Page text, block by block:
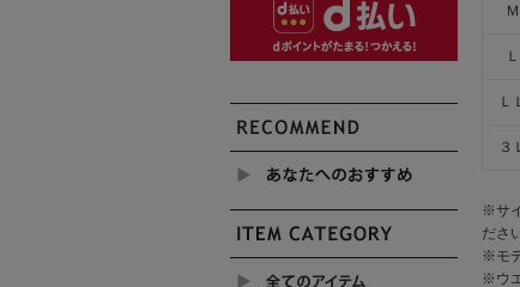
Ｍ
Ｌ
ＬＬ
３Ｌ
※サ
ださ
※モ
※ウ